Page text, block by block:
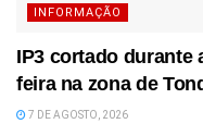
INFORMAÇÃO
IP3 cortado durante
feira na zona de
7 DE AGOSTO, 2026